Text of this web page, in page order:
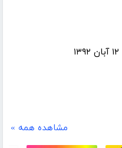
مشاهده همه »